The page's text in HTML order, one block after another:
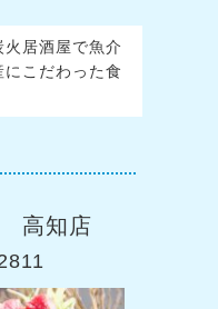
居酒屋で魚介
こだわった食
高知店